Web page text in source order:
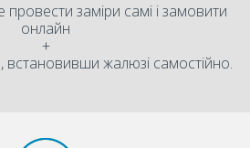
заміри самі і замовити
онлайн
+
жалюзі самостійно.